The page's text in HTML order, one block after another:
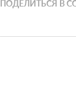
ПОДЕЛИТЬСЯ В